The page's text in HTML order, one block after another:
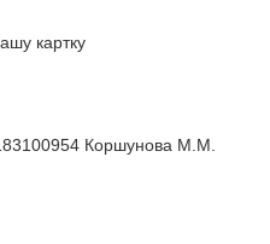
картку
Коршунова М.М.